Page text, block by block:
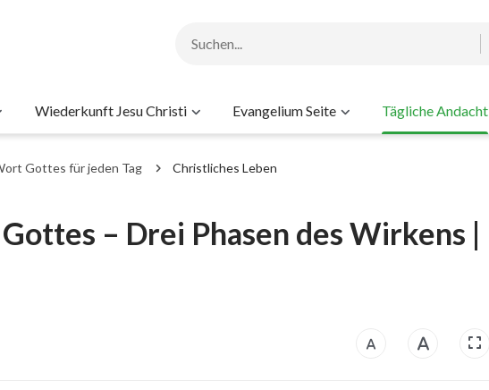
Wiederkunft Jesu Christi Evangelium Seite Tägliche Andacht
Gottes für jeden Tag Christliches Leben
– Drei Phasen des Wirkens |